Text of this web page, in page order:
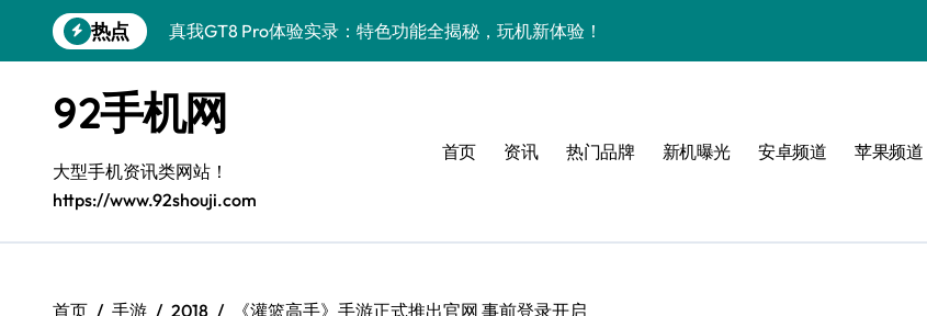
到
热点
真我GT8 Pro体验实录：特色功能全揭秘，玩机新体验！
OPPO Find X9 Pro深度揭秘：亮点全解析+超实用技巧大放送
REDMI K90深度体验：亮点配置全揭秘，手机控必看！
vivo S50 Pro mini来袭！小屏旗舰，亮点速览超带感！
荣耀ROBOT PHONE在手，智享生活，资讯秒握无遗漏！
92手机网
大型手机资讯类网站！
https://www.92shouji.com
首页 资讯 热门品牌 新机曝光 安卓频道 苹果频道
首页 手游 2018 《灌篮高手》手游正式推出官网 事前登录开启